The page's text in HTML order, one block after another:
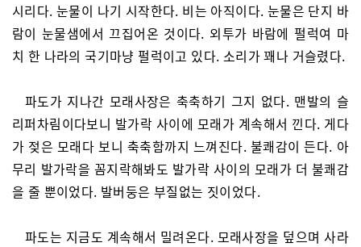
시리다. 눈물이 나기 시작한다. 비는 아직이다. 눈물은 단지 바
람이 눈물샘에서 끄집어온 것이다. 외투가 바람에 펄럭여 마
치 한 나라의 국기마냥 펄럭이고 있다. 소리가 꽤나 거슬렸다.
파도가 지나간 모래사장은 축축하기 그지 없다. 맨발의 슬
리퍼차림이다보니 발가락 사이에 모래가 계속해서 낀다. 게다
가 젖은 모래다 보니 축축함까지 느껴진다. 불쾌감이 든다. 아
무리 발가락을 꼼지락해봐도 발가락 사이의 모래가 더 불쾌감
을 줄 뿐이었다. 발버둥은 부질없는 짓이었다.
파도는 지금도 계속해서 밀려온다. 모래사장을 덮으며 사라